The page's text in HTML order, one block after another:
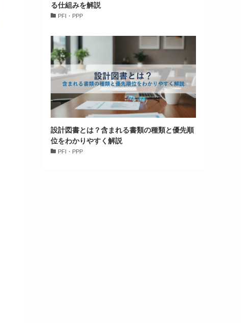
る仕組みを解説
PFI・PPP
設計図書とは？含まれる書類の種類と優先順
位をわかりやすく解説
PFI・PPP